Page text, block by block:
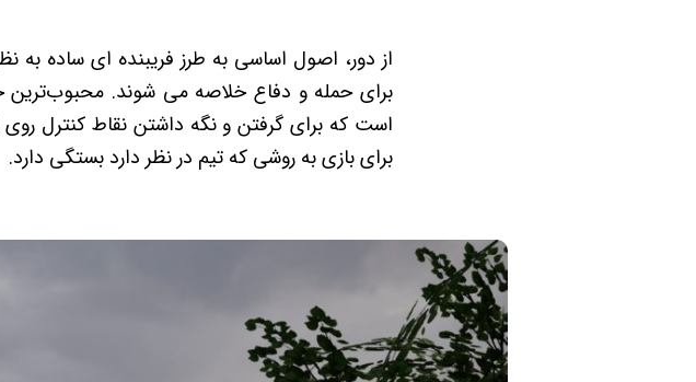
از دور، اصول اساسی به طرز فریبنده ای ساده به
برای حمله و دفاع خلاصه می شوند. محبوب‌ترین
است که برای گرفتن و نگه داشتن نقاط کنترل
برای بازی به روشی که تیم در نظر دارد بستگی دارد.